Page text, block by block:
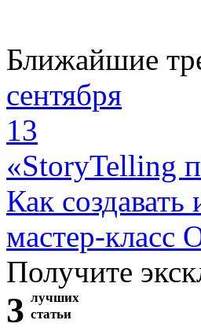
Ближайшие
сентября
13
«StoryTelling
Как создавать
мастер-
Получите
3 лучших
статьи